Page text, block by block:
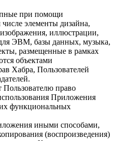
при помощи
элементы дизайна,
иллюстрации,
ЭВМ, базы данных, музыка,
размещенные в рамках
объектами
Хабра, Пользователей
Пользователю право
Приложения
функциональных
иными способами,
(воспроизведения)